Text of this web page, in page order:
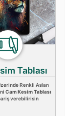
Tablası
Renkli Aslan
Cam Kesim Tablası
verebilirisin